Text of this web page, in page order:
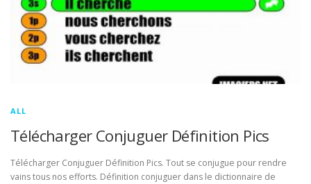
ALL
Télécharger Conjuguer Définition Pics
Télécharger Conjuguer Définition Pics. Tout se conjugue pour rendre
vains tous nos efforts. Définition conjuguer dans le dictionnaire de